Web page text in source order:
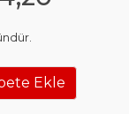
Ekle